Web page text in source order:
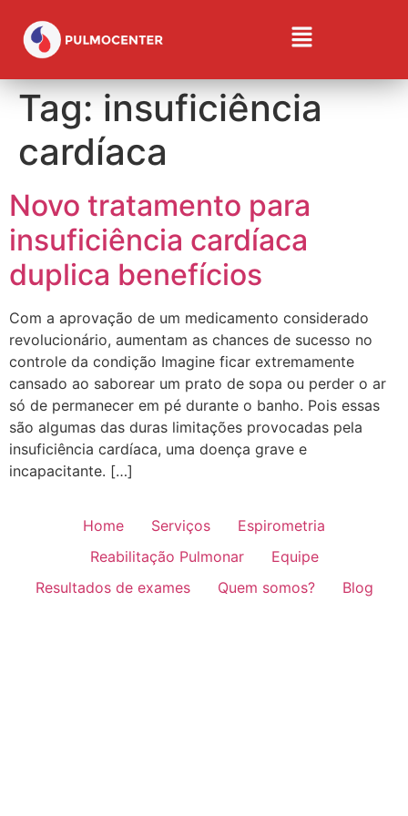
Tag:insuficiência
cardíaca
Novo tratamento para
insuficiência cardíaca
duplica benefícios
Com a aprovação de um medicamento considerado
revolucionário, aumentam as chances de sucesso no
controle da condição Imagine ficar extremamente
cansado ao saborear um prato de sopa ou perder o ar
só de permanecer em pé durante o banho. Pois essas
são algumas das duras limitações provocadas pela
insuficiência cardíaca, uma doença grave e
incapacitante. […]
Home Serviços
Espirometria
Reabilitação Pulmonar
Equipe
Resultados de exames
Quem somos? Blog